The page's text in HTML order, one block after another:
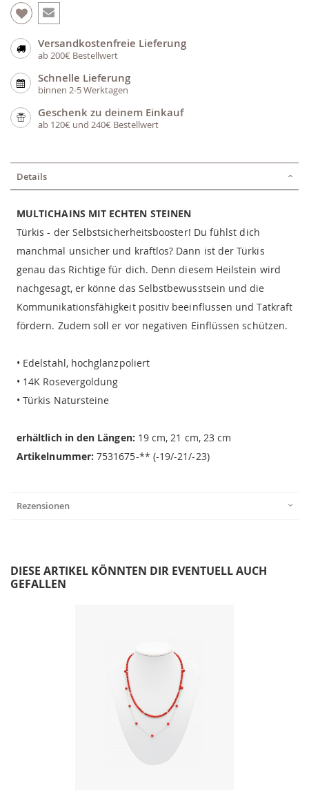
Versandkostenfreie Lieferung
ab 200€ Bestellwert
Schnelle Lieferung
binnen 2-5 Werktagen
Geschenk zu deinem Einkauf
ab 120€ und 240€ Bestellwert
Details
MULTICHAINS MIT ECHTEN STEINEN
Türkis - der Selbstsicherheitsbooster! Du fühlst dich
manchmal unsicher und kraftlos? Dann ist der Türkis
genau das Richtige für dich. Denn diesem Heilstein wird
nachgesagt, er könne das Selbstbewusstsein und die
Kommunikationsfähigkeit positiv beeinflussen und Tatkraft
fördern. Zudem soll er vor negativen Einflüssen schützen.
• Edelstahl, hochglanzpoliert
• 14K Rosevergoldung
• Türkis Natursteine
erhältlich in den Längen: 19 cm, 21 cm, 23 cm
Artikelnummer: 7531675-** (-19/-21/-23)
Rezensionen
DIESE ARTIKEL KÖNNTEN DIR EVENTUELL AUCH
GEFALLEN